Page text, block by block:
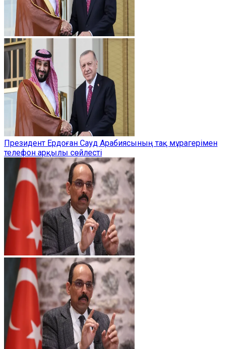
Президент Ердоған Сауд Арабиясының тақ мұрагерімен
телефон арқылы сөйлесті